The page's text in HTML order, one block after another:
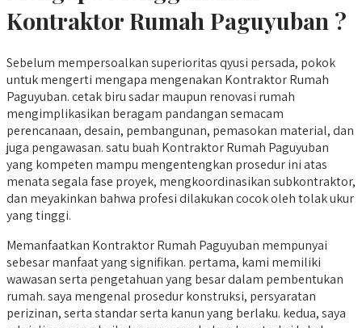
Kontraktor Rumah Paguyuban ?
Sebelum mempersoalkan superioritas qyusi persada, pokok
untuk mengerti mengapa mengenakan Kontraktor Rumah
Paguyuban. cetak biru sadar maupun renovasi rumah
mengimplikasikan beragam pandangan semacam
perencanaan, desain, pembangunan, pemasokan material, dan
juga pengawasan. satu buah Kontraktor Rumah Paguyuban
yang kompeten mampu mengentengkan prosedur ini atas
menata segala fase proyek, mengkoordinasikan subkontraktor,
dan meyakinkan bahwa profesi dilakukan cocok oleh tolak ukur
yang tinggi.
Memanfaatkan Kontraktor Rumah Paguyuban mempunyai
sebesar manfaat yang signifikan. pertama, kami memiliki
wawasan serta pengetahuan yang besar dalam pembentukan
rumah. saya mengenal prosedur konstruksi, persyaratan
perizinan, serta standar serta kanun yang berlaku. kedua, saya